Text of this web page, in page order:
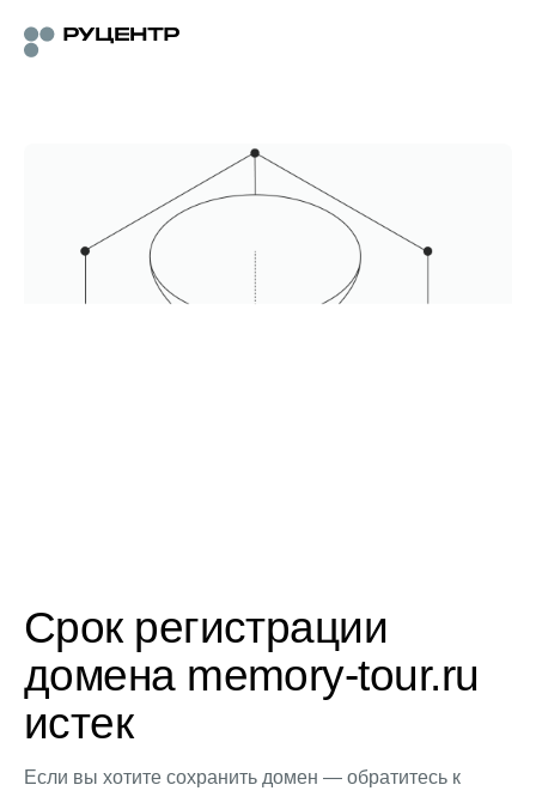
Срок регистрации
домена memory-tour.ru
истек
Если вы хотите сохранить домен — обратитесь к